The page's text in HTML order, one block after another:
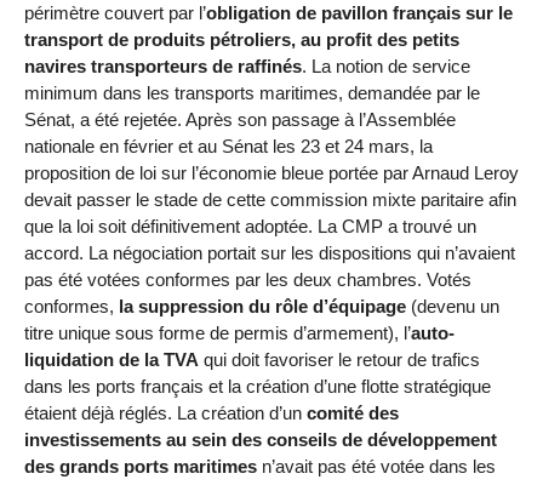
périmètre couvert par l’obligation de pavillon français sur le
transport de produits pétroliers, au profit des petits
navires transporteurs de raffinés. La notion de service
minimum dans les transports maritimes, demandée par le
Sénat, a été rejetée. Après son passage à l’Assemblée
nationale en février et au Sénat les 23 et 24 mars, la
proposition de loi sur l’économie bleue portée par Arnaud Leroy
devait passer le stade de cette commission mixte paritaire afin
que la loi soit définitivement adoptée. La CMP a trouvé un
accord. La négociation portait sur les dispositions qui n’avaient
pas été votées conformes par les deux chambres. Votés
conformes, la suppression du rôle d’équipage (devenu un
titre unique sous forme de permis d’armement), l’auto-
liquidation de la TVA qui doit favoriser le retour de trafics
dans les ports français et la création d’une flotte stratégique
étaient déjà réglés. La création d’un comité des
investissements au sein des conseils de développement
des grands ports maritimes n’avait pas été votée dans les